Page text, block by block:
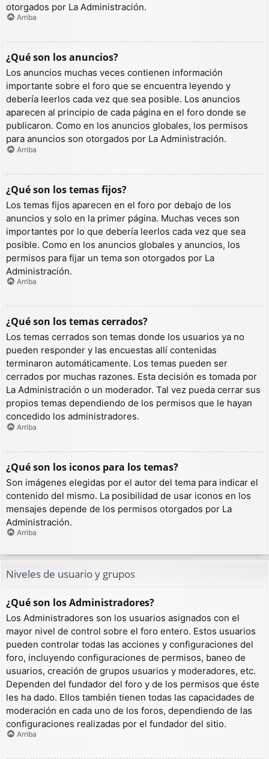
otorgados por La Administración.
Arriba
¿Qué son los anuncios?
Los anuncios muchas veces contienen información
importante sobre el foro que se encuentra leyendo y
debería leerlos cada vez que sea posible. Los anuncios
aparecen al principio de cada página en el foro donde se
publicaron. Como en los anuncios globales, los permisos
para anuncios son otorgados por La Administración.
Arriba
¿Qué son los temas fijos?
Los temas fijos aparecen en el foro por debajo de los
anuncios y solo en la primer página. Muchas veces son
importantes por lo que debería leerlos cada vez que sea
posible. Como en los anuncios globales y anuncios, los
permisos para fijar un tema son otorgados por La
Administración.
Arriba
¿Qué son los temas cerrados?
Los temas cerrados son temas donde los usuarios ya no
pueden responder y las encuestas allí contenidas
terminaron automáticamente. Los temas pueden ser
cerrados por muchas razones. Esta decisión es tomada por
La Administración o un moderador. Tal vez pueda cerrar sus
propios temas dependiendo de los permisos que le hayan
concedido los administradores.
Arriba
¿Qué son los iconos para los temas?
Son imágenes elegidas por el autor del tema para indicar el
contenido del mismo. La posibilidad de usar iconos en los
mensajes depende de los permisos otorgados por La
Administración.
Arriba
Niveles de usuario y grupos
¿Qué son los Administradores?
Los Administradores son los usuarios asignados con el
mayor nivel de control sobre el foro entero. Estos usuarios
pueden controlar todas las acciones y configuraciones del
foro, incluyendo configuraciones de permisos, baneo de
usuarios, creación de grupos usuarios y moderadores, etc.
Dependen del fundador del foro y de los permisos que éste
les ha dado. Ellos también tienen todas las capacidades de
moderación en cada uno de los foros, dependiendo de las
configuraciones realizadas por el fundador del sitio.
Arriba